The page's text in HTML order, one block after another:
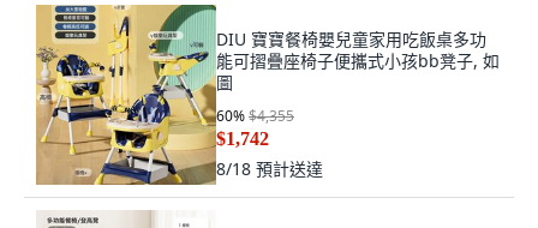
DIU 寶寶餐椅嬰兒童家用吃飯桌多功
能可摺疊座椅子便攜式小孩bb凳子, 如
圖
60%$4,355
$1,742
8/18 預計送達